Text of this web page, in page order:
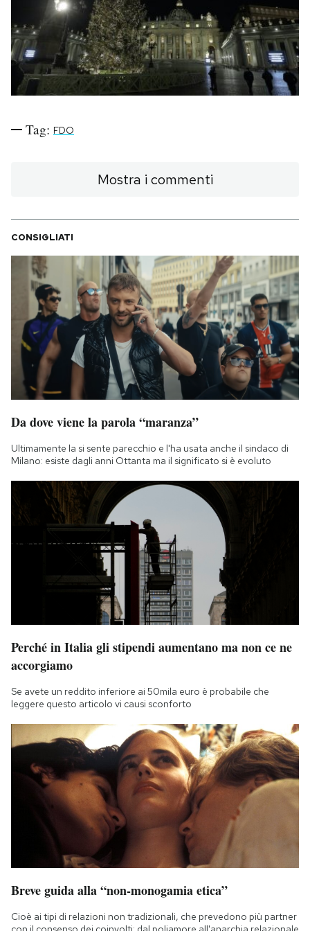
PODCAST
NEWSLETTER
AREA PERSONALE
Area Personale
Newsletter
Notifiche mobile
Regala il Post
Hai bisogno di aiuto?
Esci
Tag: FDO
Mostra i commenti
CONSIGLIATI
Da dove viene la parola “maranza”
Ultimamente la si sente parecchio e l'ha usata anche il sindaco di
Milano: esiste dagli anni Ottanta ma il significato si è evoluto
Perché in Italia gli stipendi aumentano ma non ce ne
accorgiamo
Se avete un reddito inferiore ai 50mila euro è probabile che
leggere questo articolo vi causi sconforto
Breve guida alla “non-monogamia etica”
Cioè ai tipi di relazioni non tradizionali, che prevedono più partner